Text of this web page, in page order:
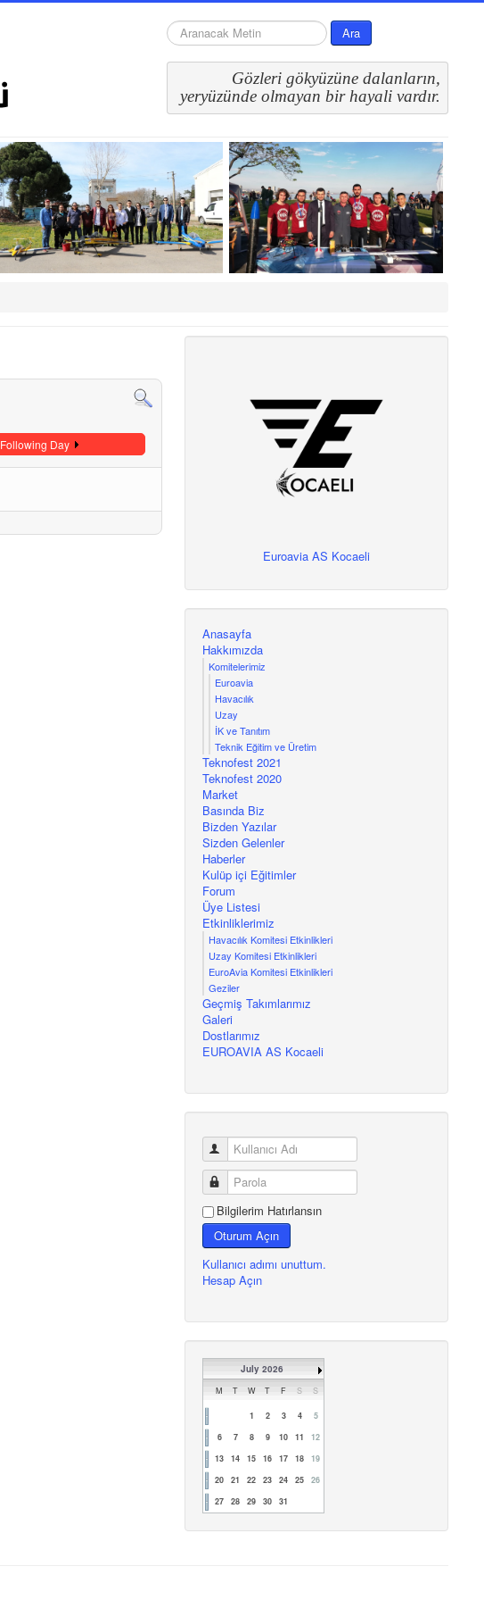
arama... Ara
Gözleri gökyüzüne dalanların,
yeryüzünde olmayan bir hayali vardır.
Following Day
Euroavia AS Kocaeli
Anasayfa
Hakkımızda
Komitelerimiz
Euroavia
Havacılık
Uzay
İK ve Tanıtım
Teknik Eğitim ve Üretim
Teknofest 2021
Teknofest 2020
Market
Basında Biz
Bizden Yazılar
Sizden Gelenler
Haberler
Kulüp içi Eğitimler
Forum
Üye Listesi
Etkinliklerimiz
Havacılık Komitesi Etkinlikleri
Uzay Komitesi Etkinlikleri
EuroAvia Komitesi Etkinlikleri
Geziler
Geçmiş Takımlarımız
Galeri
Dostlarımız
EUROAVIA AS Kocaeli
Bilgilerim Hatırlansın
Oturum Açın
Kullanıcı adımı unuttum.
Hesap Açın
July 2026
M T W T F S S
1 2 3 4
5
6
7 8 9 10 11
12
13
14 15 16 17 18
19
20
21 22 23 24 25
26
27
28 29 30 31